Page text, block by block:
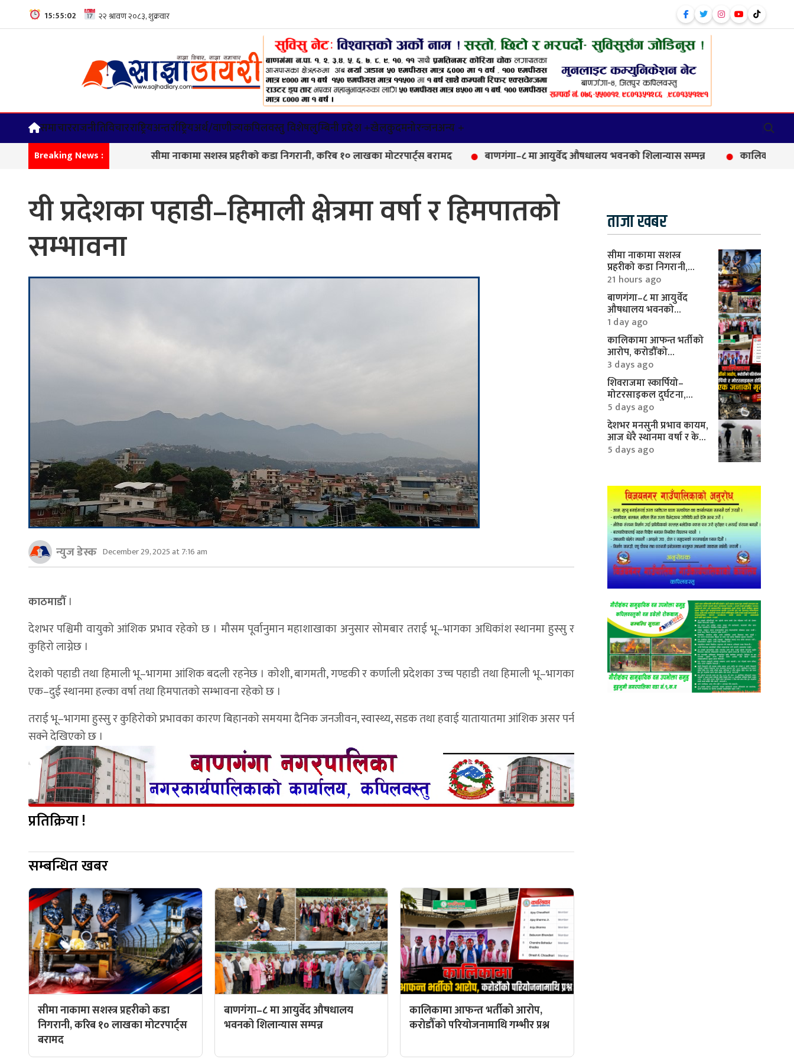
15:55:03
समाचारराजनीतिविचारराष्ट्रियअन्तर्राष्ट्रियअर्थ/वाणीज्यकपिलवस्तु विशेषलुम्बिनी प्रदेश +खेलकुदमनोरन्जनअन्य +
Breaking News : सीमा नाकामा सशस्त्र प्रहरीको कडा निगरानी, करिब १० लाखका मोटरपार्ट्स बरामद बाणगंगा–८ मा आयुर्वेद औषधालय भवनको शिलान्यास सम्पन्न कालिकामा आफन्त
यी प्रदेशका पहाडी–हिमाली क्षेत्रमा वर्षा र हिमपातको
सम्भावना
न्युज डेस्क December 29, 2025 at 7:16 am
काठमाडौँ।
देशभर पश्चिमी वायुको आंशिक प्रभाव रहेको छ । मौसम पूर्वानुमान महाशाखाका अनुसार सोमबार तराई भू–भागका अधिकांश स्थानमा हुस्सु र
कुहिरो लाग्नेछ ।
देशको पहाडी तथा हिमाली भू–भागमा आंशिक बदली रहनेछ । कोशी, बागमती, गण्डकी र कर्णाली प्रदेशका उच्च पहाडी तथा हिमाली भू–भागका
एक–दुई स्थानमा हल्का वर्षा तथा हिमपातको सम्भावना रहेको छ ।
तराई भू–भागमा हुस्सु र कुहिरोको प्रभावका कारण बिहानको समयमा दैनिक जनजीवन, स्वास्थ्य, सडक तथा हवाई यातायातमा आंशिक असर पर्न
सक्ने देखिएको छ ।
प्रतिक्रिया !
सम्बन्धित खबर
सीमा नाकामा सशस्त्र प्रहरीको कडा
निगरानी, करिब १० लाखका मोटरपार्ट्स
बरामद
बाणगंगा–८ मा आयुर्वेद औषधालय
भवनको शिलान्यास सम्पन्न
कालिकामा आफन्त भर्तीको आरोप,
करोडौँको परियोजनामाथि गम्भीर प्रश्न
ताजा खबर
सीमा नाकामा सशस्त्र
प्रहरीको कडा निगरानी,
करिब १० लाखका
मोटरपार्ट्स बरामद
21 hours ago
बाणगंगा–८ मा आयुर्वेद
औषधालय भवनको
शिलान्यास सम्पन्न
1 day ago
कालिकामा आफन्त भर्तीको
आरोप, करोडौँको
परियोजनामाथि गम्भीर प्रश्न
3 days ago
शिवराजमा स्कार्पियो–
मोटरसाइकल दुर्घटना,
एकको मृत्यु
5 days ago
देशभर मनसुनी प्रभाव कायम,
आज धेरै स्थानमा वर्षा र केही
क्षेत्रमा भारी वर्षाको
5 days ago